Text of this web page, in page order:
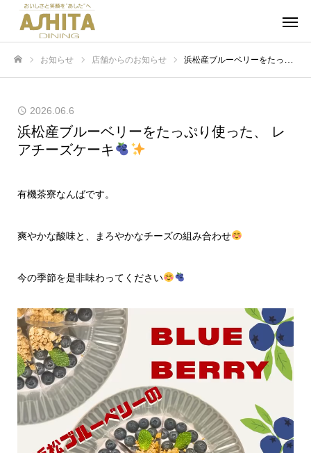
お知らせ 店舗からのお知らせ 浜松産ブルーベリーをたっぷり使った、 レアチーズケーキ
2026.06.6
浜松産ブルーベリーをたっぷり使った、 レ
アチーズケーキ
有機茶寮なんばです。
爽やかな酸味と、まろやかなチーズの組み合わせ
今の季節を是非味わってください
動
画
プ
レ
ー
ヤ
ー